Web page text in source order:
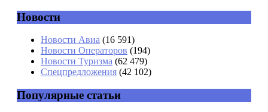
Имя *
Email*
Новости
Новости Авиа (16 591)
Новости Операторов (194)
Новости Туризма (62 479)
Спецпредложения (42 102)
Популярные статьи